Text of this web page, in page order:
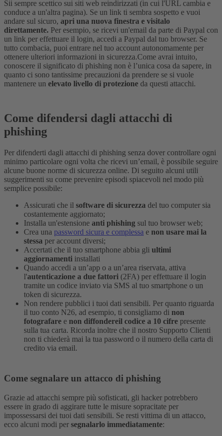
Sii sempre scettico sui siti web reindirizzati (in cui l'URL cambia e
conduce a un'altra pagina). Se un link ti sembra sospetto e vuoi
andare sul sicuro, apri una nuova finestra e visitalo
direttamente. Per esempio, se ricevi un'email da parte di Paypal con
un link per effettuare il login, accedi a Paypal dal tuo browser. Se
tutto combacia, puoi entrare nel tuo account autonomamente per
ottenere ulteriori informazioni in sicurezza.Come avrai intuito,
conoscere il significato di phishing non è l’unica cosa da sapere, in
quanto ci sono tantissime precauzioni da prendere se si vuole
mantenere un elevato livello di protezione da questi attacchi.
Come difendersi dagli attacchi di
phishing
Per difenderti dagli attacchi di phishing senza dover controllare ogni
minimo particolare ogni volta che ricevi un’email, è possibile seguire
alcune buone norme di sicurezza online. Di seguito alcuni utili
suggerimenti su come prevenire episodi spiacevoli nel modo più
semplice possibile:
Assicurati che il software di sicurezza del tuo computer sia
costantemente aggiornato;
Installa un'estensione anti phishing sul tuo browser web;
Crea una password sicura e complessa e non usare mai la
stessa per account diversi;
Accertati che il tuo smartphone abbia gli ultimi
aggiornamenti installati
Quando accedi a un’app o a un’area riservata, attiva
l'autenticazione a due fattori (2FA) per effettuare il login
tramite un codice inviato via SMS al tuo smartphone o un
token di sicurezza.
Non rendere pubblici i tuoi dati sensibili. Per quanto riguarda
il tuo conto N26, ad esempio, ti consigliamo di non
fotografare e non diffondereil codice a 10 cifre presente
sulla tua carta. Ricorda inoltre che il nostro Supporto Clienti
non ti chiederà mai la tua password o il numero della carta di
credito via email.
Come segnalare un attacco di phishing
Grazie ad attacchi sempre più sofisticati, gli hacker potrebbero
essere in grado di aggirare tutte le misure sopracitate per
impossessarsi dei tuoi dati sensibili. Se resti vittima di un attacco,
ecco alcuni modi per segnalarlo immediatamente: